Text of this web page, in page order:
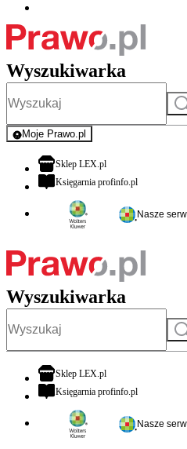
Wyszukiwarka
Moje Prawo.pl
- rejestracja i logowanie do
Sklep LEX.plotwiera się w nowej
Księgarnia profinfo.plotwiera się w
Nasze
Wyszukiwarka
Sklep LEX.plotwiera się w nowej
Księgarnia profinfo.plotwiera się w
Nasze